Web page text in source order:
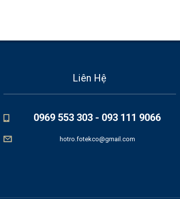
Liên Hệ
0969 553 303 - 093 111 9066
hotro.fotekco@gmail.com